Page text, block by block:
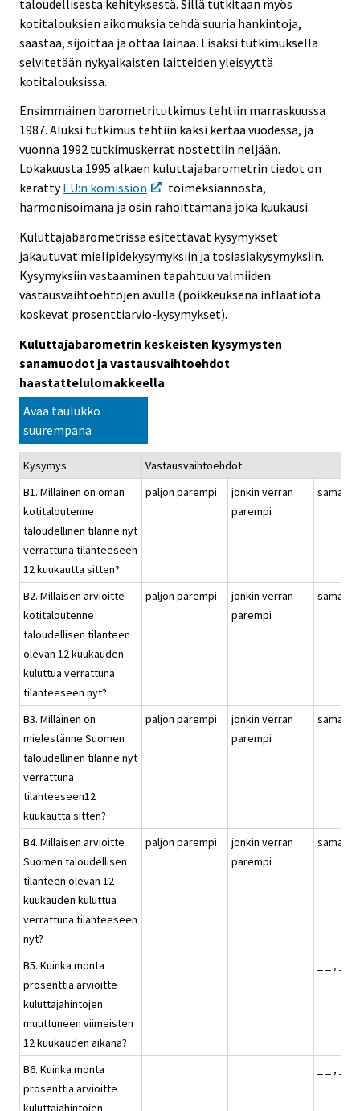
taloudellisesta kehityksestä. Sillä tutkitaan myös
kotitalouksien aikomuksia tehdä suuria hankintoja,
säästää, sijoittaa ja ottaa lainaa. Lisäksi tutkimuksella
selvitetään nykyaikaisten laitteiden yleisyyttä
kotitalouksissa.
Ensimmäinen barometritutkimus tehtiin marraskuussa
1987. Aluksi tutkimus tehtiin kaksi kertaa vuodessa, ja
vuonna 1992 tutkimuskerrat nostettiin neljään.
Lokakuusta 1995 alkaen kuluttajabarometrin tiedot on
kerättyEU:n komission
toimeksiannosta,
harmonisoimana ja osin rahoittamana joka kuukausi.
Kuluttajabarometrissa esitettävät kysymykset
jakautuvat mielipidekysymyksiin ja tosiasiakysymyksiin.
Kysymyksiin vastaaminen tapahtuu valmiiden
vastausvaihtoehtojen avulla (poikkeuksena inflaatiota
koskevat prosenttiarvio-kysymykset).
Kuluttajabarometrin keskeisten kysymysten
sanamuodot ja vastausvaihtoehdot
haastattelulomakkeella
Avaa taulukko
suurempana
Kysymys
Vastausvaihtoehdot
B1. Millainen on oman
kotitaloutenne
taloudellinen tilanne nyt
verrattuna tilanteeseen
12 kuukautta sitten?
paljon parempi
jonkin verran
parempi
B2. Millaisen arvioitte
kotitaloutenne
taloudellisen tilanteen
olevan 12 kuukauden
kuluttua verrattuna
tilanteeseen nyt?
paljon parempi
jonkin verran
parempi
B3. Millainen on
mielestänne Suomen
taloudellinen tilanne nyt
verrattuna
tilanteeseen12
kuukautta sitten?
paljon parempi
jonkin verran
parempi
B4. Millaisen arvioitte
Suomen taloudellisen
tilanteen olevan 12
kuukauden kuluttua
verrattuna tilanteeseen
nyt?
paljon parempi
jonkin verran
parempi
B5. Kuinka monta
prosenttia arvioitte
kuluttajahintojen
muuttuneen viimeisten
12 kuukauden aikana?
_ _ , _ %
B6. Kuinka monta
prosenttia arvioitte
_ _ , _ %